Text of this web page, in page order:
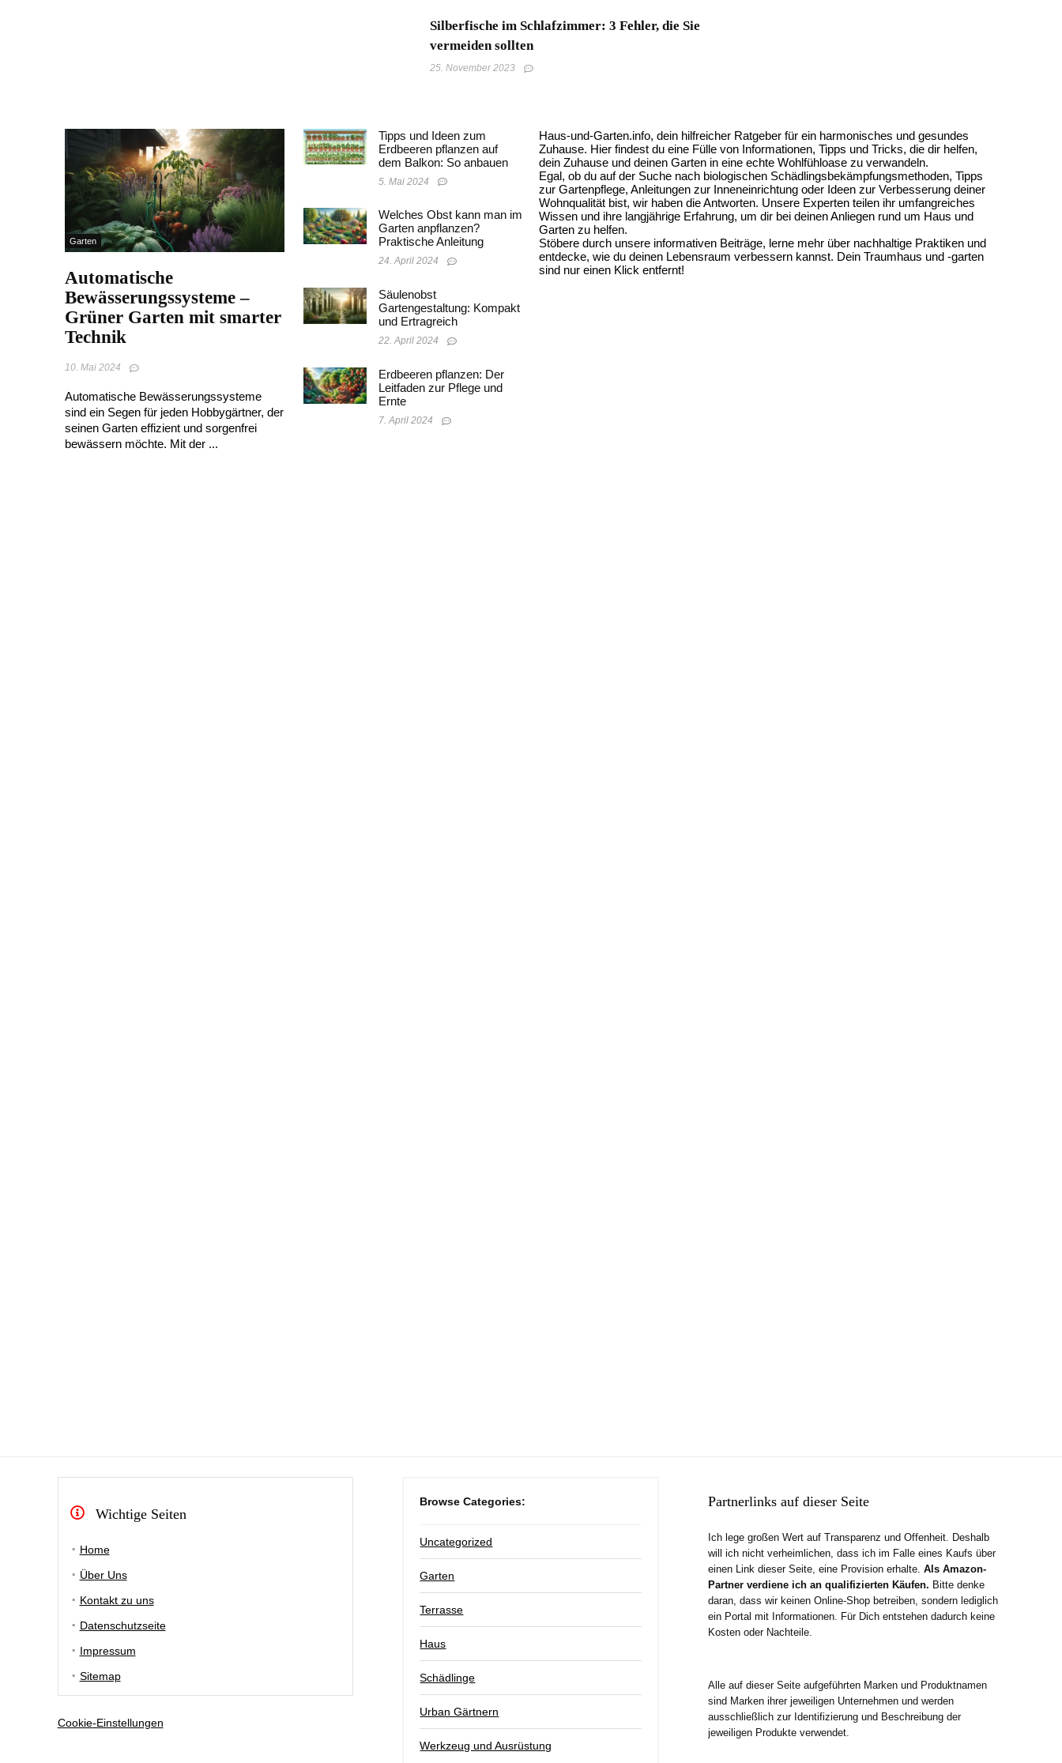
Silberfische im Schlafzimmer: 3 Fehler, die Sie
vermeiden sollten
25. November 2023
Garten
Automatische
Bewässerungssysteme –
Grüner Garten mit smarter
Technik
10. Mai 2024
Automatische Bewässerungssysteme
sind ein Segen für jeden Hobbygärtner, der
seinen Garten effizient und sorgenfrei
bewässern möchte. Mit der ...
Tipps und Ideen zum
Erdbeeren pflanzen auf
dem Balkon: So anbauen
5. Mai 2024
Welches Obst kann man im
Garten anpflanzen?
Praktische Anleitung
24. April 2024
Säulenobst
Gartengestaltung: Kompakt
und Ertragreich
22. April 2024
Erdbeeren pflanzen: Der
Leitfaden zur Pflege und
Ernte
7. April 2024
Haus-und-Garten.info, dein hilfreicher Ratgeber für ein harmonisches und gesundes
Zuhause. Hier findest du eine Fülle von Informationen, Tipps und Tricks, die dir helfen,
dein Zuhause und deinen Garten in eine echte Wohlfühloase zu verwandeln.
Egal, ob du auf der Suche nach biologischen Schädlingsbekämpfungsmethoden, Tipps
zur Gartenpflege, Anleitungen zur Inneneinrichtung oder Ideen zur Verbesserung deiner
Wohnqualität bist, wir haben die Antworten. Unsere Experten teilen ihr umfangreiches
Wissen und ihre langjährige Erfahrung, um dir bei deinen Anliegen rund um Haus und
Garten zu helfen.
Stöbere durch unsere informativen Beiträge, lerne mehr über nachhaltige Praktiken und
entdecke, wie du deinen Lebensraum verbessern kannst. Dein Traumhaus und -garten
sind nur einen Klick entfernt!
Wichtige Seiten
Home
Über Uns
Kontakt zu uns
Datenschutzseite
Impressum
Sitemap
Cookie-Einstellungen
Browse Categories:
Uncategorized
Garten
Terrasse
Haus
Schädlinge
Urban Gärtnern
Werkzeug und Ausrüstung
Partnerlinks auf dieser Seite
Ich lege großen Wert auf Transparenz und Offenheit. Deshalb
will ich nicht verheimlichen, dass ich im Falle eines Kaufs über
einen Link dieser Seite, eine Provision erhalte.Als Amazon-
Partner verdiene ich an qualifizierten Käufen. Bitte denke
daran, dass wir keinen Online-Shop betreiben, sondern lediglich
ein Portal mit Informationen. Für Dich entstehen dadurch keine
Kosten oder Nachteile.
Alle auf dieser Seite aufgeführten Marken und Produktnamen
sind Marken ihrer jeweiligen Unternehmen und werden
ausschließlich zur Identifizierung und Beschreibung der
jeweiligen Produkte verwendet.